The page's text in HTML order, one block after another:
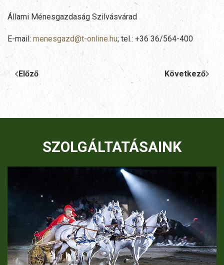
Állami Ménesgazdaság Szilvásvárad
E-mail: menesgazd@t-online.hu; tel.: +36 36/564-400
Előző Következő
SZOLGÁLTATÁSAINK